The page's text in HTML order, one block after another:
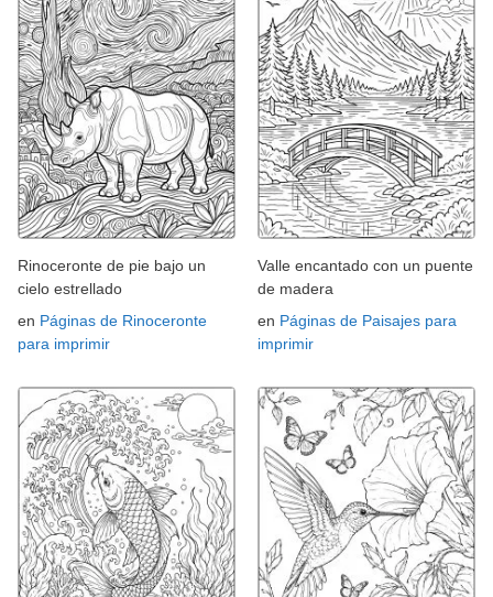
Rinoceronte de pie bajo un
cielo estrellado
en Páginas de Rinoceronte
para imprimir
Valle encantado con un puente
de madera
en Páginas de Paisajes para
imprimir